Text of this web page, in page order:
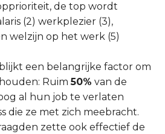
de top wordt
(2) werkplezier (3),
welzijn op het werk (5)
een belangrijke factor om
Ruim50% van de
al hun job te verlaten
die ze met zich meebracht.
zette ook effectief de